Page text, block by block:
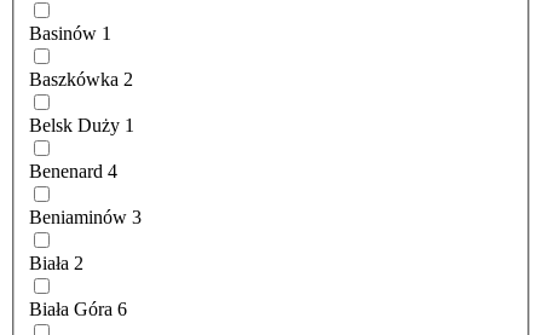
Basinów 1
Baszkówka 2
Belsk Duży 1
Benenard 4
Beniaminów 3
Biała 2
Biała Góra 6